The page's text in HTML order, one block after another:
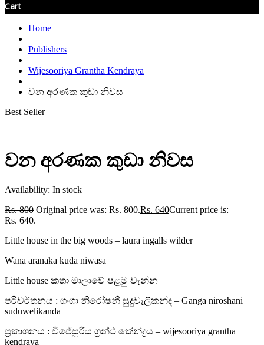
Cart
Home
|
Publishers
|
Wijesooriya Grantha Kendraya
|
වන අරණක කුඩා නිවස
Best Seller
වන අරණක කුඩා නිවස
Availability: In stock
Rs.800 Original price was: Rs. 800.Rs. 640Current price is:
Rs. 640.
Little house in the big woods – laura ingalls wilder
Wana aranaka kuda niwasa
Little house කතා මාලාවේ පළමු වැන්න
පරිවර්තනය : ගංගා නිරෝෂනී සුදුවැලිකන්ද – Ganga niroshani
suduwelikanda
ප්‍රකාශනය : විජේසූරිය ග්‍රන්ථ කේන්ද්‍රය – wijesooriya grantha
kendraya